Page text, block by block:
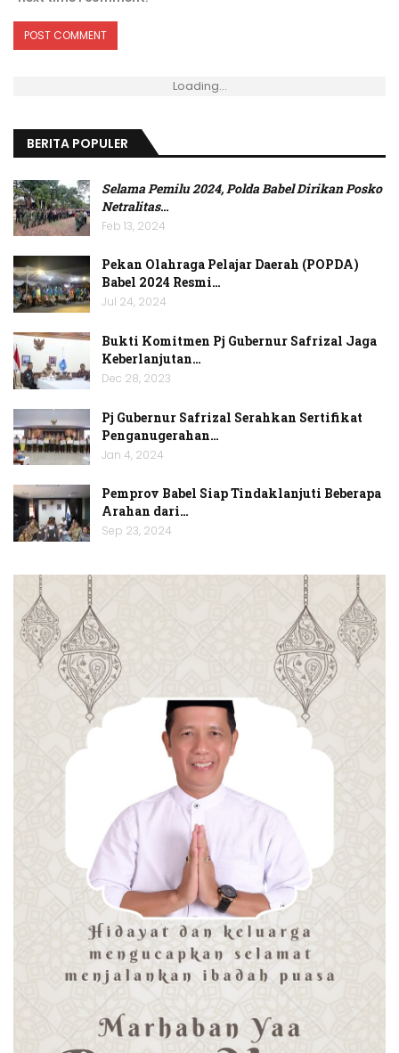
Loading...
BERITA POPULER
Selama Pemilu 2024, Polda Babel Dirikan Posko
Netralitas…
Feb 13, 2024
Pekan Olahraga Pelajar Daerah (POPDA)
Babel 2024 Resmi…
Jul 24, 2024
Bukti Komitmen Pj Gubernur Safrizal Jaga
Keberlanjutan…
Dec 28, 2023
Pj Gubernur Safrizal Serahkan Sertifikat
Penganugerahan…
Jan 4, 2024
Pemprov Babel Siap Tindaklanjuti Beberapa
Arahan dari…
Sep 23, 2024